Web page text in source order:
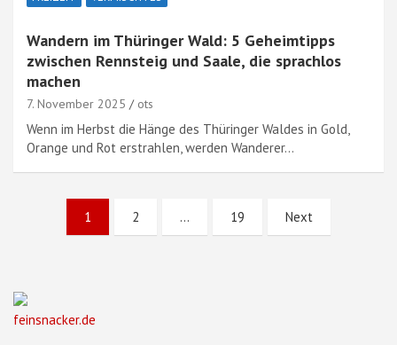
Wandern im Thüringer Wald: 5 Geheimtipps
zwischen Rennsteig und Saale, die sprachlos
machen
7. November 2025 ots
Wenn im Herbst die Hänge des Thüringer Waldes in Gold,
Orange und Rot erstrahlen, werden Wanderer…
Seitennummerierung
1 2 … 19 Next
feinsnacker.de